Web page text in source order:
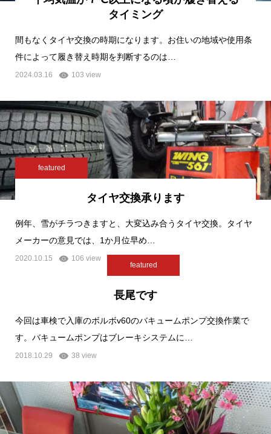
タイミング
間もなくタイヤ交換の時期になります。お住いの地域や使用条
件によって履き替え時期を判断するのは…
2024.03.16 103 view
featured
タイヤ交換承ります
例年、雪がチラつきますと、大変込み合うタイヤ交換。タイヤ
メーカーの意見では、1か月位早め…
2020.10.15 106 view
featured
長尾です
今回は車検で入庫のボルボv60のバキュームポンプ交換作業で
す。バキュームポンプはブレーキシステムに…
2018.10.29 38 view